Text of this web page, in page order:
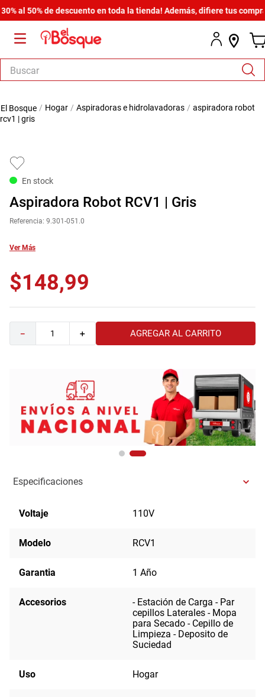
50% de descuento en toda la tienda! Además, difiere tus compras
Buscar
hogar aspiradoras e hidrolavadoras
aspiradora robot
rcv1 | gris
En stock
Aspiradora Robot RCV1 | Gris
Referencia: 9.301-051.0
Ver Más
$148,99
＋
－ AGREGAR AL CARRITO
Especificaciones
Voltaje 110V
Modelo RCV1
Garantia 1 Año
Accesorios
- Estación de Carga - Par
cepillos Laterales - Mopa
para Secado - Cepillo de
Limpieza - Deposito de
Suciedad
Uso Hogar
1.
salas
.
zapatera
9.
havana master